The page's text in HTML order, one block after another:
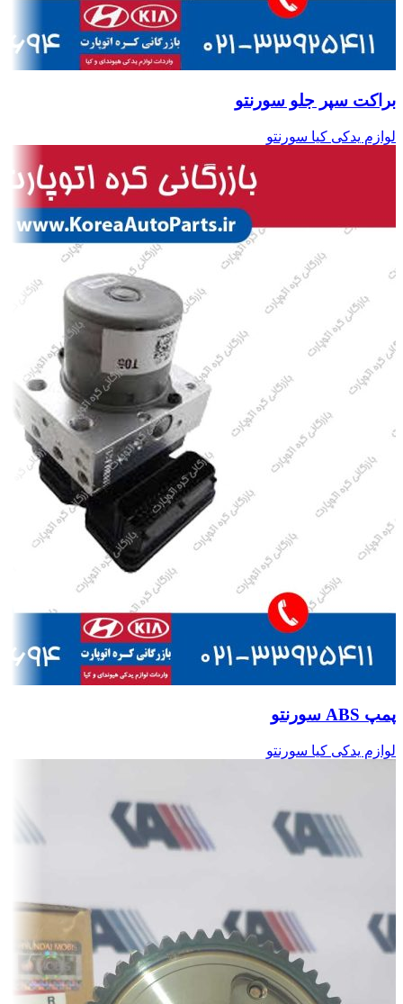
براکت سپر جلو سورنتو
لوازم یدکی کیا سورنتو
پمپ ABS سورنتو
لوازم یدکی کیا سورنتو